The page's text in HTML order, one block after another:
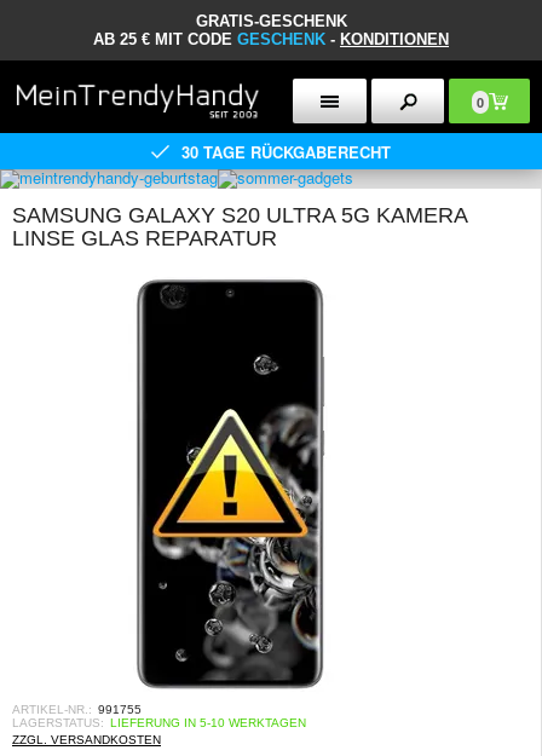
GRATIS-GESCHENK
AB 25 € MIT CODE GESCHENK - KONDITIONEN
0
30 TAGE RÜCKGABERECHT
SAMSUNG GALAXY S20 ULTRA 5G KAMERA
LINSE GLAS REPARATUR
ARTIKEL-NR.: 991755
LAGERSTATUS: LIEFERUNG IN 5-10 WERKTAGEN
ZZGL. VERSANDKOSTEN